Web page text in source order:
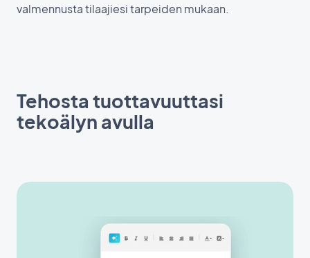
valmennusta tilaajiesi tarpeiden mukaan.
Tehosta tuottavuuttasi
tekoälyn avulla